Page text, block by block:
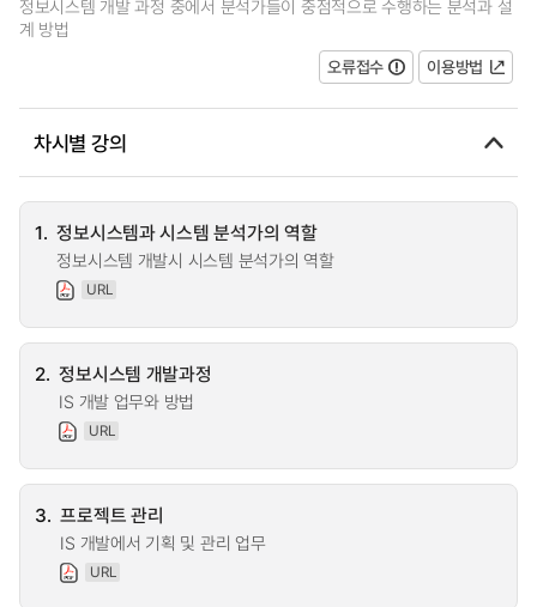
정보시스템 개발 과정 중에서 분석가들이 중점적으로 수행하는 분석과 설
계 방법
오류접수
이용방법
차시별 강의
1. 정보시스템과 시스템 분석가의 역할
정보시스템 개발시 시스템 분석가의 역할
URL
2. 정보시스템 개발과정
IS 개발 업무와 방법
URL
3. 프로젝트 관리
IS 개발에서 기획 및 관리 업무
URL